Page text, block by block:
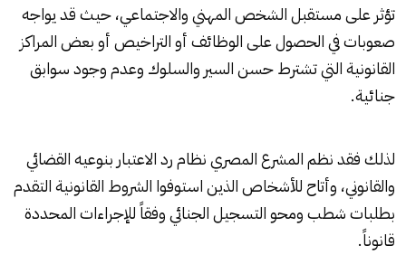
تؤثر على مستقبل الشخص المهني والاجتماعي، حيث قد يواجه
صعوبات في الحصول على الوظائف أو التراخيص أو بعض المراكز
القانونية التي تشترط حسن السير والسلوك وعدم وجود سوابق
جنائية.
لذلك فقد نظم المشرع المصري نظام رد الاعتبار بنوعيه القضائي
والقانوني، وأتاح للأشخاص الذين استوفوا الشروط القانونية التقدم
بطلبات شطب ومحو التسجيل الجنائي وفقاً للإجراءات المحددة
قانوناً.